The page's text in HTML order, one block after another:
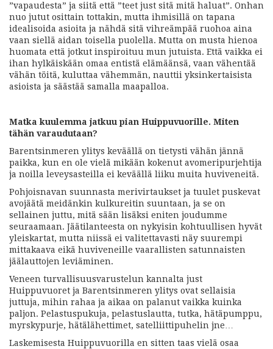
”vapaudesta” ja siitä että ”teet just sitä mitä haluat”. Onhan
nuo jutut osittain tottakin, mutta ihmisillä on tapana
idealisoida asioita ja nähdä sitä vihreämpää ruohoa aina
vaan siellä aidan toisella puolella. Mutta on musta hienoa
huomata että jotkut inspiroituu mun jutuista. Että vaikka ei
ihan hylkäiskään omaa entistä elämäänsä, vaan vähentää
vähän töitä, kuluttaa vähemmän, nauttii yksinkertaisista
asioista ja säästää samalla maapalloa.
Matka kuulemma jatkuu pian Huippuvuorille. Miten
tähän varaudutaan?
Barentsinmeren ylitys keväällä on tietysti vähän jännä
paikka, kun en ole vielä mikään kokenut avomeripurjehtija
ja noilla leveysasteilla ei keväällä liiku muita huviveneitä.
Pohjoisnavan suunnasta merivirtaukset ja tuulet puskevat
avojäätä meidänkin kulkureitin suuntaan, ja se on
sellainen juttu, mitä sään lisäksi eniten joudumme
seuraamaan. Jäätilanteesta on nykyisin kohtuullisen hyvät
yleiskartat, mutta niissä ei valitettavasti näy suurempi
mittakaava eikä huviveneille vaarallisten satunnaisten
jäälauttojen leviäminen.
Veneen turvallisuusvarustelun kannalta just
Huippuvuoret ja Barentsinmeren ylitys ovat sellaisia
juttuja, mihin rahaa ja aikaa on palanut vaikka kuinka
paljon. Pelastuspukuja, pelastuslautta, tutka, hätäpumppu,
myrskypurje, hätälähettimet, satelliittipuhelin jne…
Laskemisesta Huippuvuorilla en sitten taas vielä osaa